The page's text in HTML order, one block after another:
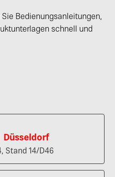
Bedienungsanleitungen,
schnell und
Düsseldorf
Stand 14/D46